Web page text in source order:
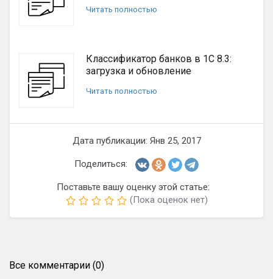
Читать полностью
Классификатор банков в 1С 8.3:
загрузка и обновление
Читать полностью
Дата публикации: Янв 25, 2017
Поделиться:
Поставьте вашу оценку этой статье:
(Пока оценок нет)
Все комментарии (0)